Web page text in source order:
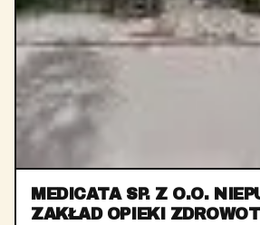
MEDICATA SP. Z O.O.
ZAKŁAD OPIEKI